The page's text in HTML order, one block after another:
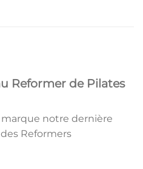
Reformer de Pilates
marque notre dernière
Reformers